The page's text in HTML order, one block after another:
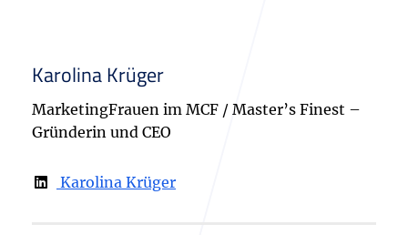
Karolina Krüger
MarketingFrauen im MCF / Master’s Finest –
Gründerin und CEO
Karolina Krüger